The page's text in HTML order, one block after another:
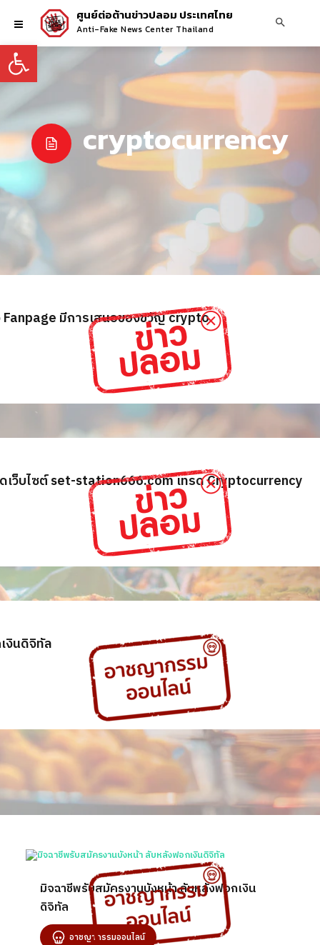
Open toolbar
ศูนย์ต่อต้านข่าวปลอม ประเทศไทย
Anti-Fake News Center Thailand
cryptocurrency
มีการเสนอของขวัญ crypto
ว็บไซต์ set-station666.com เทรด‎ Cryptocurrency
งินดิจิทัล
มิจฉาชีพรับสมัครงานบังหน้า ลับหลังฟอกเงิน
ดิจิทัล
อาชญากรรมออนไลน์